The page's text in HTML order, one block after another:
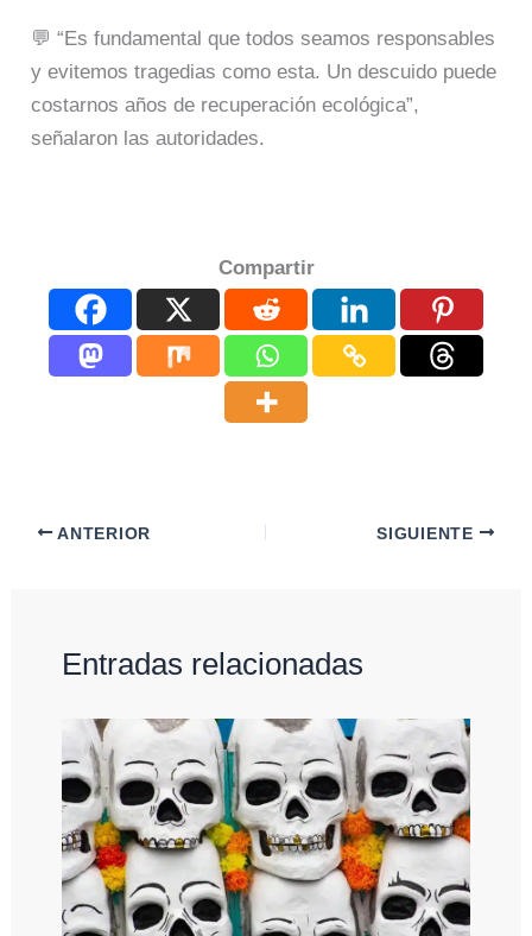
💬 “Es fundamental que todos seamos responsables
y evitemos tragedias como esta. Un descuido puede
costarnos años de recuperación ecológica”,
señalaron las autoridades.
Compartir
ANTERIOR SIGUIENTE
Entradas relacionadas